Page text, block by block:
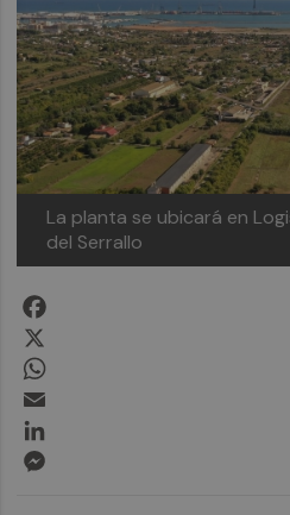
La planta se ubicará en
del Serrallo